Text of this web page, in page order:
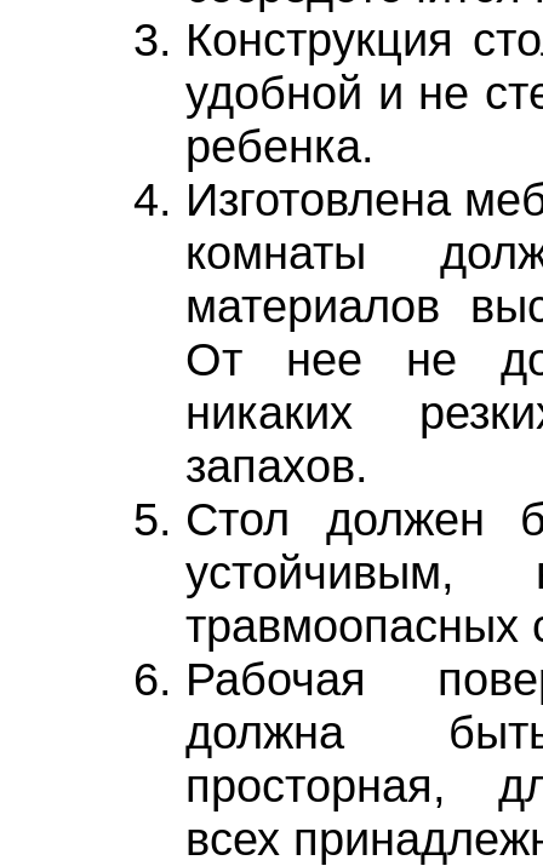
Конструкция
удобной и не
ребенка.
Изготовлена
комнаты
материалов
От нее не
никаких
запахов.
Стол должен
устойчивым,
травмоопасных
Рабочая
должна
просторная,
всех